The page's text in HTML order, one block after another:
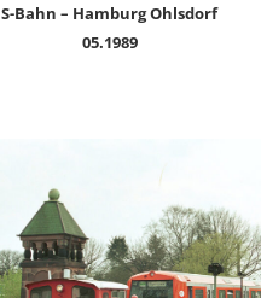
S-Bahn – Hamburg Ohlsdorf
05.1989